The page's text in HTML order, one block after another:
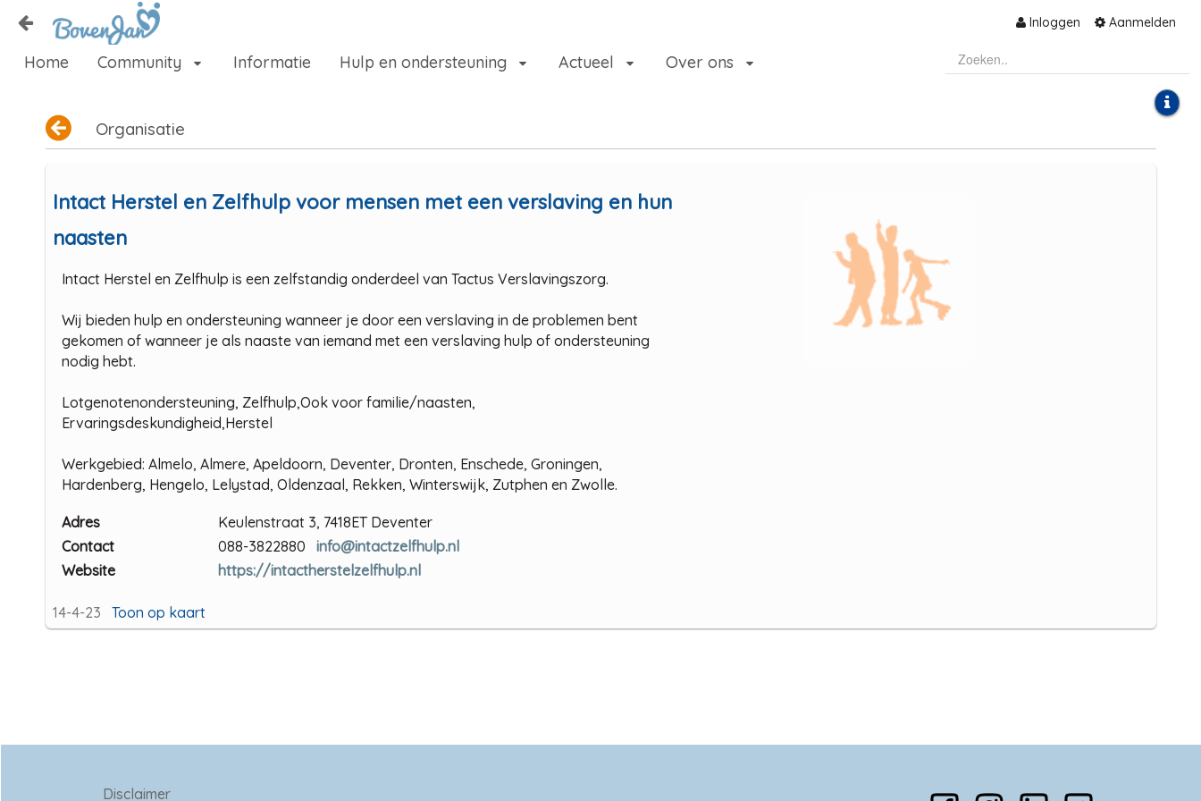
Naar content
Inloggen Aanmelden
Home
Home Community Informatie Hulp en ondersteuning Actueel Over ons
Organisatie
Intact Herstel en Zelfhulp voor mensen met een verslaving en hun
naasten
Intact Herstel en Zelfhulp is een zelfstandig onderdeel van Tactus Verslavingszorg.
Wij bieden hulp en ondersteuning wanneer je door een verslaving in de problemen bent
gekomen of wanneer je als naaste van iemand met een verslaving hulp of ondersteuning
nodig hebt.
Lotgenotenondersteuning, Zelfhulp,Ook voor familie/naasten,
Ervaringsdeskundigheid,Herstel
Werkgebied: Almelo, Almere, Apeldoorn, Deventer, Dronten, Enschede, Groningen,
Hardenberg, Hengelo, Lelystad, Oldenzaal, Rekken, Winterswijk, Zutphen en Zwolle.
Adres
Keulenstraat 3, 7418ET Deventer
Contact
088-3822880info@intactzelfhulp.nl
Website
https://intactherstelzelfhulp.nl
14-4-23 Toon op kaart
Disclaimer